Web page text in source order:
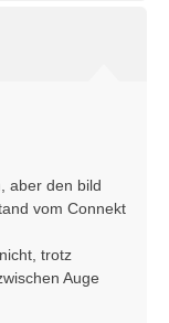
aber den bild
vom Connekt
trotz
Auge